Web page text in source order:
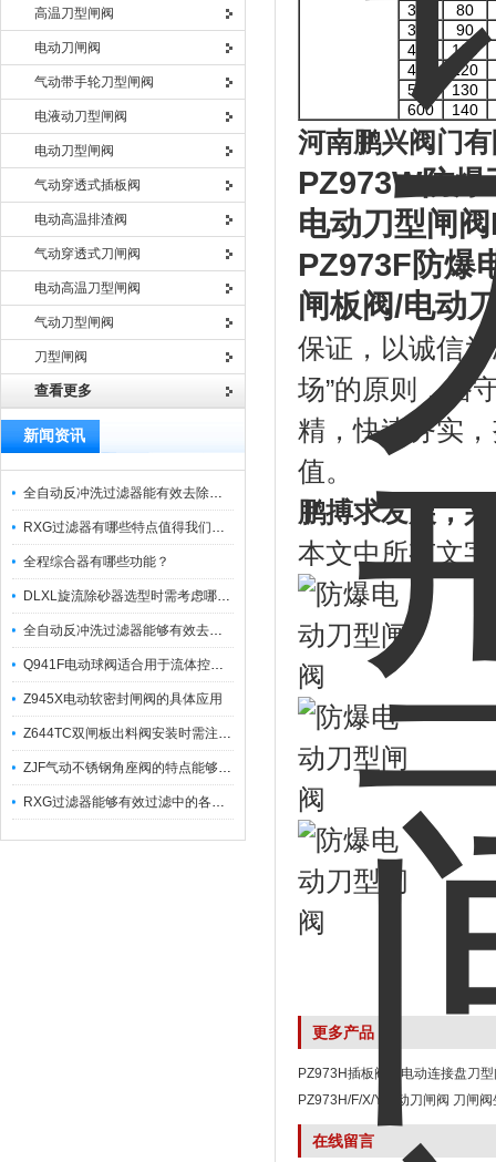
高温刀型闸阀
电动刀闸阀
气动带手轮刀型闸阀
电液动刀型闸阀
电动刀型闸阀
气动穿透式插板阀
电动高温排渣阀
气动穿透式刀闸阀
电动高温刀型闸阀
气动刀型闸阀
刀型闸阀
查看更多
新闻资讯
全自动反冲洗过滤器能有效去除过滤介质上的杂质
RXG过滤器有哪些特点值得我们选择？
全程综合器有哪些功能？
DLXL旋流除砂器选型时需考虑哪些因素？
全自动反冲洗过滤器能够有效去除不同粒径的固体杂
Q941F电动球阀适合用于流体控制需要迅速反应的场合
Z945X电动软密封闸阀的具体应用
Z644TC双闸板出料阀安装时需注意哪些事项？
ZJF气动不锈钢角座阀的特点能够稳定地控制介质流量
RXG过滤器能够有效过滤中的各种杂质
300
80
350
90
400
100
450
120
500
130
600
140
河南鹏兴阀门
PZ973W防爆
电动刀型闸阀
PZ973F防爆
闸板阀/电动
保证，以诚信
场”的原则，恪
精，快速务实
值。
鹏搏求发展，
本文中所有文
更多产品
PZ973H插板阀带电动连接盘刀
PZ973H/F/X/Y电动刀闸阀 刀闸阀
在线留言